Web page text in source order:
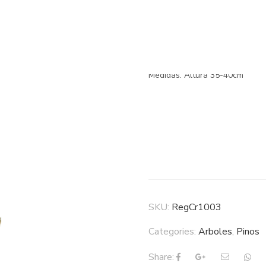
Medidas: Altura 35-40cm
SKU: RegCr1003
Categories:Arboles, Pinos
Share: